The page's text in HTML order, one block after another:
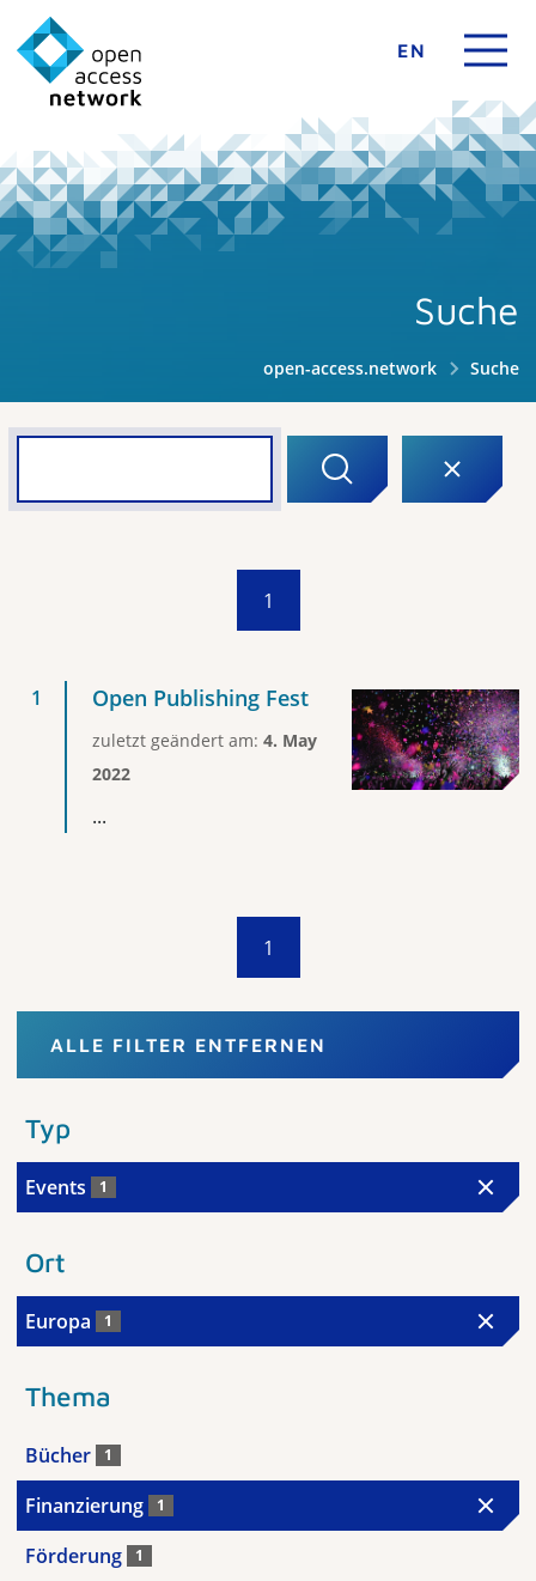
EN
Suche
open-access.network Suche
1
Open Publishing Fest
zuletzt geändert am: 4. May
2022
...
1
ALLE FILTER ENTFERNEN
Typ
Events 1
Ort
Europa 1
Thema
Bücher 1
Finanzierung 1
Förderung 1